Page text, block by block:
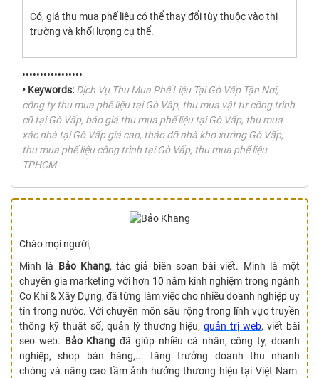
Có, giá thu mua phế liệu có thể thay đổi tùy thuộc vào thị
trường và khối lượng cụ thể.
•••••••••••••••••
• Keywords: Dịch Vụ Thu Mua Phế Liệu Tại Gò Vấp Tận Nơi,
công ty thu mua phế liệu tại Gò Vấp, thu mua vật tư công trình
cũ tại Gò Vấp, báo giá thu mua phế liệu tại Gò Vấp, thu mua
xác nhà tại Gò Vấp giá cao, tháo dỡ nhà kho xưởng Gò Vấp,
thu mua phế liệu công trình tại Gò Vấp, thu mua phế liệu
TPHCM
Chào mọi người,
Mình là Bảo Khang, tác giả biên soạn bài viết. Mình là một
chuyên gia marketing với hơn 10 năm kinh nghiệm trong ngành
Cơ Khí & Xây Dựng, đã từng làm việc cho nhiều doanh nghiệp uy
tín trong nước. Với chuyên môn sâu rộng trong lĩnh vực truyền
thông kỹ thuật số, quản lý thương hiệu,quản trị web, viết bài
seo web. Bảo Khang đã giúp nhiều cá nhân, công ty, doanh
nghiệp, shop bán hàng,... tăng trưởng doanh thu nhanh
chóng và nâng cao tầm ảnh hưởng thương hiệu tại Việt Nam.